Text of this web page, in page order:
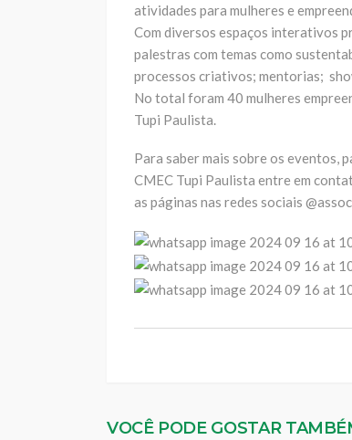
atividades para mulheres e
Com diversos espaços interativos
palestras com temas como
processos criativos; mentorias;
No total foram 40 mulheres
Tupi Paulista.
Para saber mais sobre os eventos,
CMEC Tupi Paulista entre em
as páginas nas redes sociais
VOCÊ PODE GOSTAR